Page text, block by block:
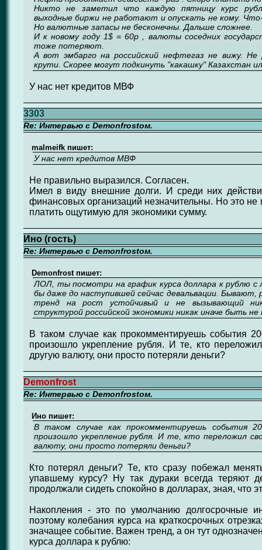
Никто не заметил что каждую пятницу курс
выходные биржи не работают и опускать не кому.
Но валютные запасы не бесконечны. Дальше сложнее.
И к новому году 1$ = 60р , валюты соседних
тоже потеряют.
А вот эмбарго на российский нефтегаз не вижу.
крути. Скорее могут подкинуть "какашку" Казахстан
У нас нет кредитов МВФ
3303
Re: Интервью с Demonfrostом.
malmeifk пишет:
У нас нет кредитов МВФ
Не правильно выразился. Согласен.
Имел в виду внешние долги. И среди них
финансовых организаций незначительны. Но это не
платить ощутимую для экономики сумму.
Ино (гость)
Re: Интервью с Demonfrostом.
Demonfrost пишет:
ЛОЛ, ты посмотри на график курса доллара к рублю с
бы даже до наступившей сейчас девальвации. Бывают,
тренд на рост устойчивый и не вызывающий
структурой российской экономики никак иначе быть
В таком случае как прокомментируешь события
произошло укрепление рубля. И те, кто
другую валюту, они просто потеряли деньги?
Demonfrost
Re: Интервью с Demonfrostом.
Ино пишет:
В таком случае как прокомментируешь события
произошло укрепление рубля. И те, кто переложил
валюту, они просто потеряли деньги?
Кто потерял деньги? Те, кто сразу побежал
упавшему курсу? Ну так дураки всегда теряют
продолжали сидеть спокойно в долларах, зная, что
Накопления - это по умолчанию долгосрочные
поэтому колебания курса на краткосрочных
значащее событие. Важен тренд, а он тут
курса доллара к рублю: